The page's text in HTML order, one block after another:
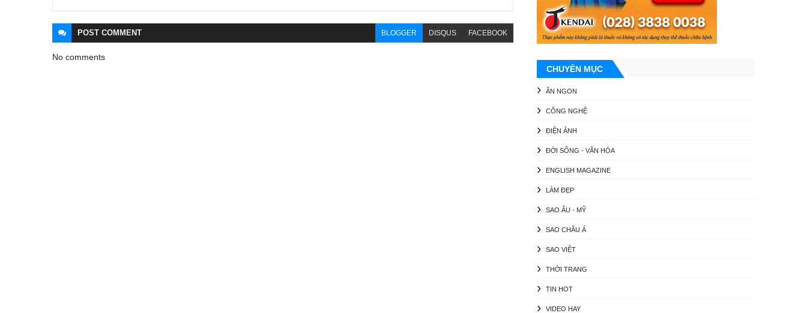
POST COMMENT BLOGGER DISQUS FACEBOOK
No comments
CHUYÊN MỤC
ĂN NGON
CÔNG NGHỆ
ĐIỆN ẢNH
ĐỜI SỐNG - VĂN HÓA
ENGLISH MAGAZINE
LÀM ĐẸP
SAO ÂU - MỸ
SAO CHÂU Á
SAO VIỆT
THỜI TRANG
TIN HOT
VIDEO HAY